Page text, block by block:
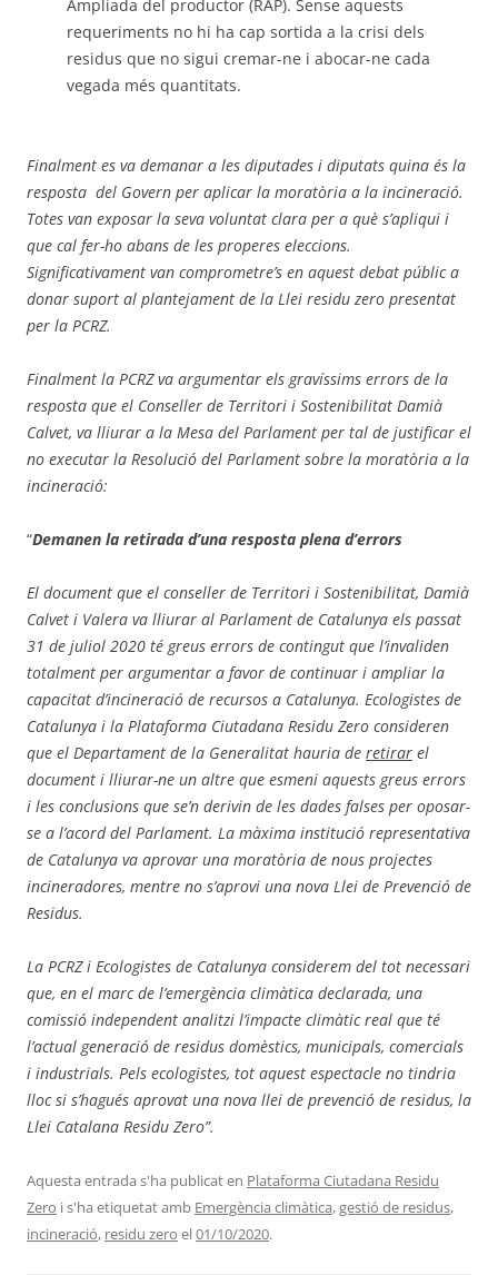
Ampliada del productor (RAP). Sense aquests
requeriments no hi ha cap sortida a la crisi dels
residus que no sigui cremar-ne i abocar-ne cada
vegada més quantitats.
Finalment es va demanar a les diputades i diputats quina és la
resposta del Govern per aplicar la moratòria a la incineració.
Totes van exposar la seva voluntat clara per a què s’apliqui i
que cal fer-ho abans de les properes eleccions.
Significativament van comprometre’s en aquest debat públic a
donar suport al plantejament de la Llei residu zero presentat
per la PCRZ.
Finalment la PCRZ va argumentar els gravíssims errors de la
resposta que el Conseller de Territori i Sostenibilitat Damià
Calvet, va lliurar a la Mesa del Parlament per tal de justificar el
no executar la Resolució del Parlament sobre la moratòria a la
incineració:
“Demanen la retirada d’una resposta plena d’errors
El document que el conseller de Territori i Sostenibilitat, Damià
Calvet i Valera va lliurar al Parlament de Catalunya els passat
31 de juliol 2020 té greus errors de contingut que l’invaliden
totalment per argumentar a favor de continuar i ampliar la
capacitat d’incineració de recursos a Catalunya. Ecologistes de
Catalunya i la Plataforma Ciutadana Residu Zero consideren
que el Departament de la Generalitat hauria de retirar el
document i lliurar-ne un altre que esmeni aquests greus errors
i les conclusions que se’n derivin de les dades falses per oposar-
se a l’acord del Parlament. La màxima institució representativa
de Catalunya va aprovar una moratòria de nous projectes
incineradores, mentre no s’aprovi una nova Llei de Prevenció de
Residus.
La PCRZ i Ecologistes de Catalunya considerem del tot necessari
que, en el marc de l’emergència climàtica declarada, una
comissió independent analitzi l’impacte climàtic real que té
l’actual generació de residus domèstics, municipals, comercials
i industrials. Pels ecologistes, tot aquest espectacle no tindria
lloc si s’hagués aprovat una nova llei de prevenció de residus, la
Llei Catalana Residu Zero”.
Aquesta entrada s'ha publicat en Plataforma Ciutadana Residu
Zero i s'ha etiquetat amb Emergència climàtica,gestió de residus,
incineració, residu zero el01/10/2020.